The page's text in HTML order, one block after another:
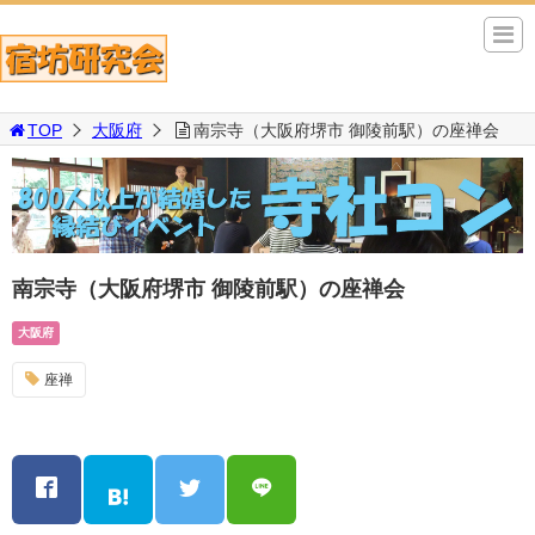
TOP 大阪府 南宗寺（大阪府堺市 御陵前駅）の座禅会
南宗寺（大阪府堺市 御陵前駅）の座禅会
大阪府
座禅